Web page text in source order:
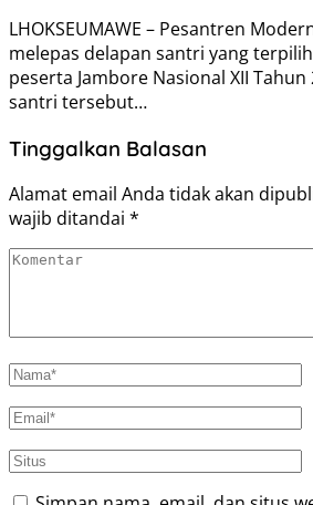
LHOKSEUMAWE – Pesantren
melepas delapan santri yang
peserta Jambore Nasional XII Tahun
santri tersebut…
Tinggalkan Balasan
Alamat email Anda tidak akan
wajib ditandai *